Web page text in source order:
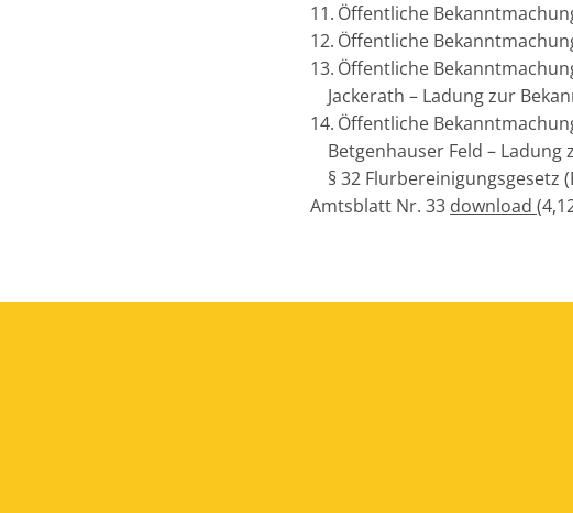
Öffentliche
Öffentliche
Öffentliche
Jackerath – Ladung zur
Öffentliche
Betgenhauser Feld –
§ 32 Flurbereinigungsgesetz
Amtsblatt Nr. 33 download